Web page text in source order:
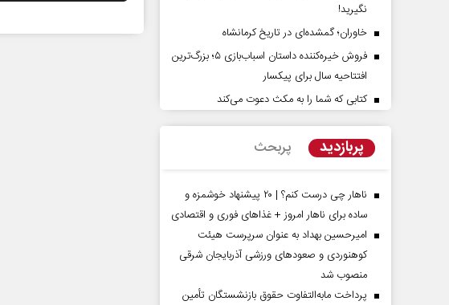
نگیرید!
خاوران؛ گمشده‌ای در تاریخ کرمانشاه
فروش خیره‌کننده داستان اسباب‌بازی ۵؛ بزرگ‌ترین
افتتاحیه سال برای پیکسار
کتابی که شما را به مکث دعوت می‌کند
پربازدید پربحث
ناهار چی درست کنم؟ | ۲۰ پیشنهاد خوشمزه و
ساده برای ناهار امروز + غذاهای فوری و اقتصادی
امیرحسین بهداد به عنوان سرپرست هیئت
کوهنوردی و صعودهای ورزشی آذربایجان شرقی
منصوب شد
پرداخت مابه‌التفاوت حقوق بازنشستگان تأمین
راوی حقیقتِ آرامش‌ بخش روز روایتگران حقیقت
دکتر حسین قرایی - مدیر کل روابط عمومی